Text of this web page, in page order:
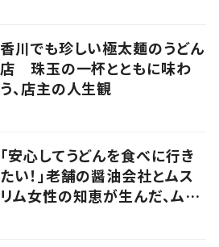
香川でも珍しい極太麺のうどん
店 珠玉の一杯とともに味わ
う、店主の人生観
「安心してうどんを食べに行き
たい！」老舗の醤油会社とムス
リム女性の知恵が生んだ、ムス